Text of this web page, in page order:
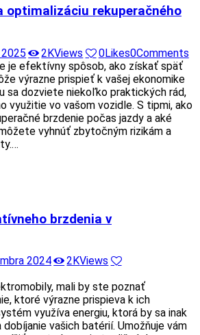
optimalizáciu rekuperačného
2KViews 0Likes0Comments
je efektívny spôsob, ako získať späť
výrazne prispieť k vašej ekonomike
sa dozviete niekoľko praktických rád,
využitie vo vašom vozidle. S tipmi, ako
brzdenie počas jazdy a aké
vyhnúť zbytočným rizikám a
brzdenia v
2024 2KViews
mali by ste poznať
ktoré výrazne prispieva k ich
využíva energiu, ktorá by sa inak
vašich batérií. Umožňuje vám